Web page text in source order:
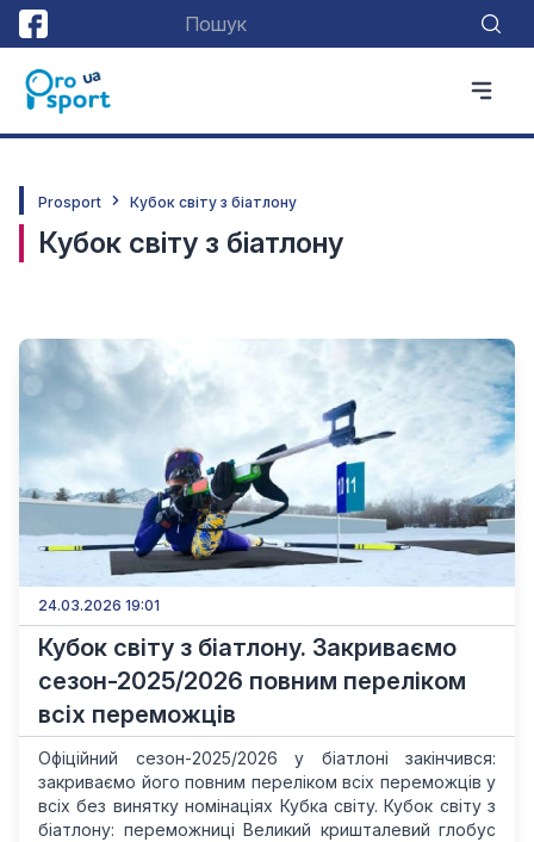
Prosport Кубок світу з біатлону
Кубок світу з біатлону
24.03.2026 19:01
Кубок світу з біатлону. Закриваємо
сезон-2025/2026 повним переліком
всіх переможців
Офіційний сезон-2025/2026 у біатлоні закінчився:
закриваємо його повним переліком всіх переможців у
всіх без винятку номінаціях Кубка світу. Кубок світу з
біатлону: переможниці Великий кришталевий глобус